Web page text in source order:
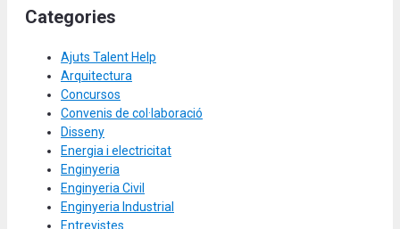
Categories
Ajuts Talent Help
Arquitectura
Concursos
Convenis de col·laboració
Disseny
Energia i electricitat
Enginyeria
Enginyeria Civil
Enginyeria Industrial
Entrevistes